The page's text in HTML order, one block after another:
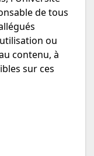
de tous
ou
contenu, à
sur ces